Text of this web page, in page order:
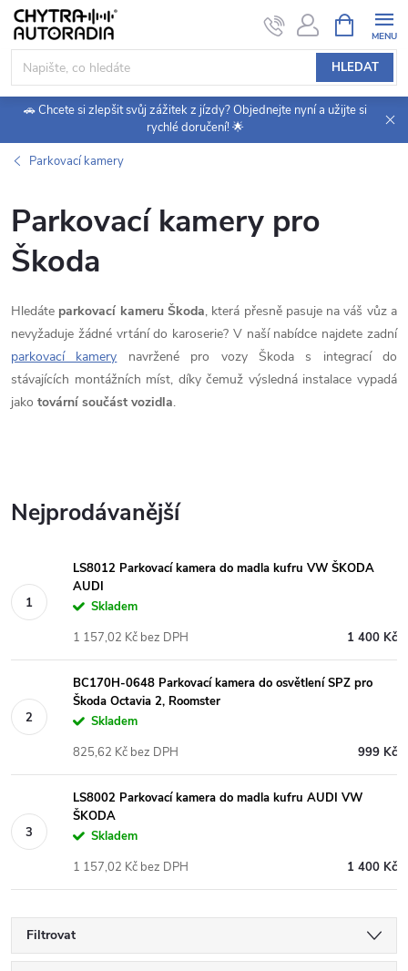
Přejít
obsah
HLEDAT
NÁKUPNÍ
KOŠÍK
🚗 Chcete si zlepšit svůj zážitek z jízdy? Objednejte nyní a užijte si
rychlé doručení! 🌟
Parkovací kamery
Parkovací kamery pro
Škoda
Hledáte parkovací kameru Škoda, která přesně pasuje na váš vůz a
nevyžaduje žádné vrtání do karoserie? V naší nabídce najdete zadní
parkovací kamery navržené pro vozy Škoda s integrací do
stávajících montážních míst, díky čemuž výsledná instalace vypadá
jako tovární součást vozidla.
Nejprodávanější
LS8012 Parkovací kamera do madla kufru VW ŠKODA
AUDI
Skladem
1 400 Kč
1 157,02 Kč bez DPH
BC170H-0648 Parkovací kamera do osvětlení SPZ pro
Škoda Octavia 2, Roomster
Skladem
999 Kč
825,62 Kč bez DPH
LS8002 Parkovací kamera do madla kufru AUDI VW
ŠKODA
Skladem
1 400 Kč
1 157,02 Kč bez DPH
Filtrovat